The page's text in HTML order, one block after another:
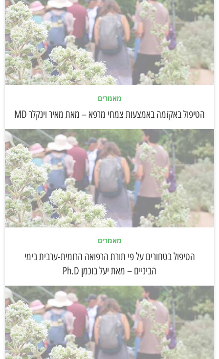
מאמרים
הטיפול באקזמה באמצעות צמחי מרפא – מאת מאיר וינקלר MD
מאמרים
הטיפול בטחורים על פי תורת הרפואה הרומית-ערבית בימי
הביניים – מאת יעל בוכמן Ph.D